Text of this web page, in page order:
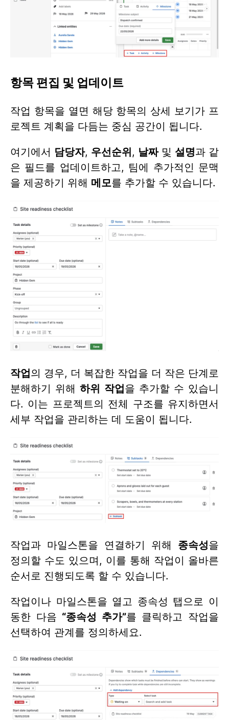
항목 편집 및 업데이트
작업 항목을 열면 해당 항목의 상세 보기가 프
로젝트 계획을 다듬는 중심 공간이 됩니다.
여기에서 담당자, 우선순위 , 날짜및 설명과 같
은 필드를 업데이트하고, 팀에 추가적인 문맥
을 제공하기 위해 메모를 추가할 수 있습니다.
작업의 경우, 더 복잡한 작업을 더 작은 단계로
분해하기 위해하위 작업을 추가할 수 있습니
다. 이는 프로젝트의 전체 구조를 유지하면서
세부 작업을 관리하는 데 도움이 됩니다.
작업과 마일스톤을 연결하기 위해 종속성을
정의할 수도 있으며, 이를 통해 작업이 올바른
순서로 진행되도록 할 수 있습니다.
작업이나 마일스톤을 열고 종속성 탭으로 이
동한 다음 “종속성 추가”를 클릭하고 작업을
선택하여 관계를 정의하세요.